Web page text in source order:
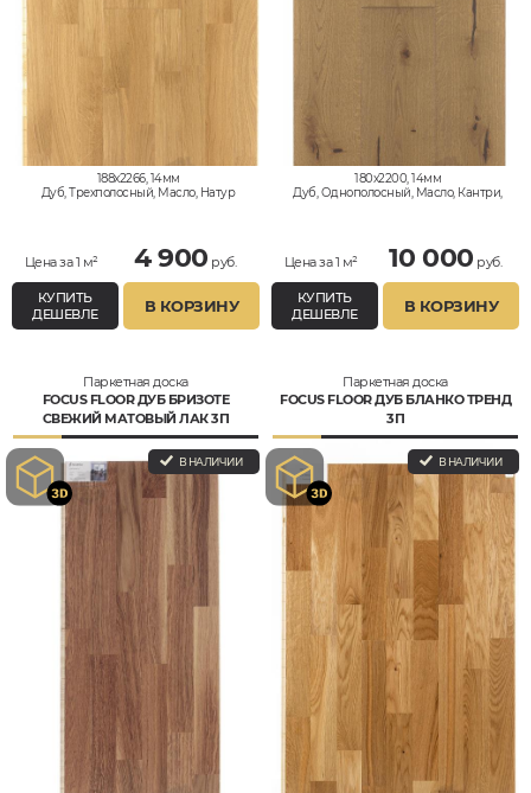
188x2266, 14мм
Дуб, Трехполосный, Масло, Натур
Цена за 1 м² 4 900 руб.
КУПИТЬ
ДЕШЕВЛЕ
В КОРЗИНУ
180x2200, 14мм
Дуб, Однополосный, Масло, Кантри,
Цена за 1 м² 10 000 руб.
КУПИТЬ
ДЕШЕВЛЕ
В КОРЗИНУ
Паркетная доска
FOCUS FLOOR ДУБ БРИЗОТЕ
СВЕЖИЙ МАТОВЫЙ ЛАК 3П
В НАЛИЧИИ
Паркетная доска
FOCUS FLOOR ДУБ БЛАНКО ТРЕНД
3П
В НАЛИЧИИ